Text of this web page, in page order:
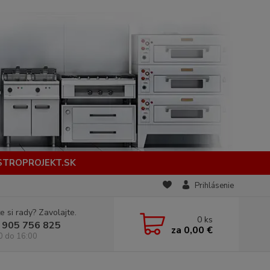
Prihlásenie
si rady? Zavolajte.
756 825
do 16:00
0 ks
za 0,00 €